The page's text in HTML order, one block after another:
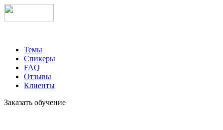
Темы
Спикеры
FAQ
Отзывы
Клиенты
Заказать обучение